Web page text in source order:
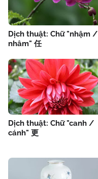
Dịch thuật: Chữ "nhậm /
nhâm" 任
Dịch thuật: Chữ "canh /
cánh" 更